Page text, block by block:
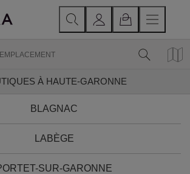
À HAUTE-GARONNE
BLAGNAC
LABÈGE
SUR-GARONNE